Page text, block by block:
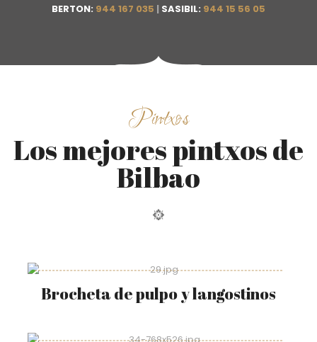
BERTON: 944 167 035 | SASIBIL: 944 15 56 05
Pintxos
Los mejores pintxos de
Bilbao
Brocheta de pulpo y langostinos